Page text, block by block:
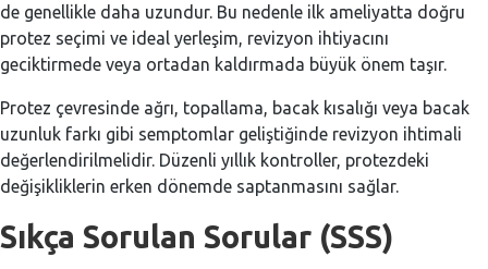
de genellikle daha uzundur. Bu nedenle ilk ameliyatta doğru
protez seçimi ve ideal yerleşim, revizyon ihtiyacını
geciktirmede veya ortadan kaldırmada büyük önem taşır.
Protez çevresinde ağrı, topallama, bacak kısalığı veya bacak
uzunluk farkı gibi semptomlar geliştiğinde revizyon ihtimali
değerlendirilmelidir. Düzenli yıllık kontroller, protezdeki
değişikliklerin erken dönemde saptanmasını sağlar.
Sıkça Sorulan Sorular (SSS)